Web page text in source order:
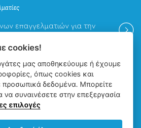
επαγγελματιών για την
Βρείτε μας
cookies!
μας αποθηκεύουμε ή έχουμε
όπως cookies και
προσωπικά δεδομένα. Μπορείτε
να συναινέσετε στην επεξεργασία
επιλογές